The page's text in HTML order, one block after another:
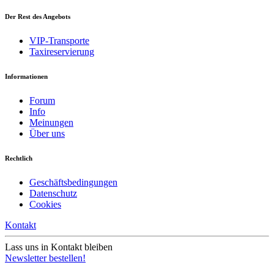
Der Rest des Angebots
VIP-Transporte
Taxireservierung
Informationen
Forum
Info
Meinungen
Über uns
Rechtlich
Geschäftsbedingungen
Datenschutz
Cookies
Kontakt
Lass uns in Kontakt bleiben
Newsletter bestellen!